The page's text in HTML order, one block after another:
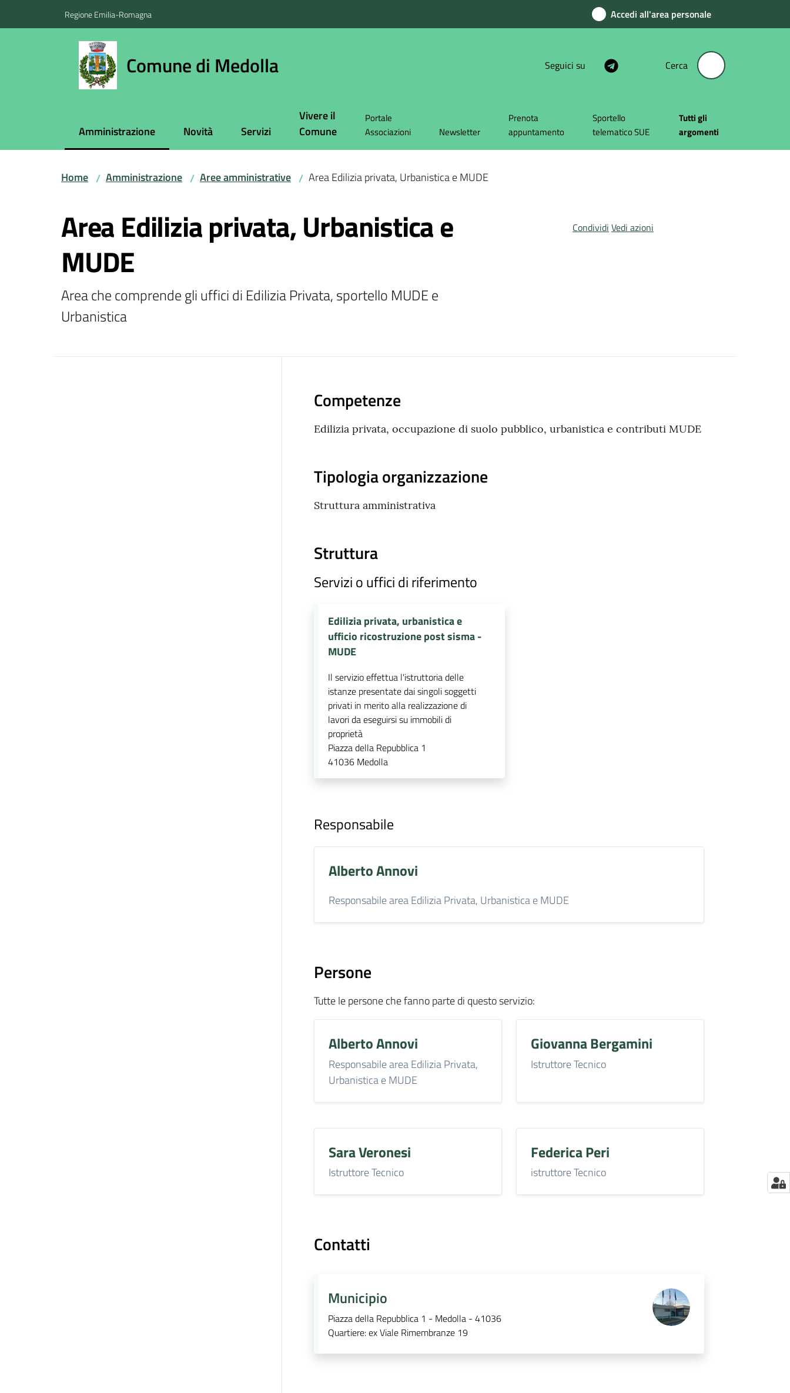
Regione Emilia-Romagna Accedi all'area personale
Comune di Medolla Seguici su Cerca
Amministrazione
Menu selezionato Novità Servizi
Vivere il
Comune
Portale
Associazioni
Newsletter
Prenota
appuntamento
Sportello
telematico SUE
Tutti gli
argomenti
Home / Amministrazione / Aree amministrative / Area Edilizia privata, Urbanistica e MUDE
Area Edilizia privata, Urbanistica e
MUDE
Area che comprende gli uffici di Edilizia Privata, sportello MUDE e
Urbanistica
Condividi Vedi azioni
Competenze
Edilizia privata, occupazione di suolo pubblico, urbanistica e contributi MUDE
Tipologia organizzazione
Struttura amministrativa
Struttura
Servizi o uffici di riferimento
Edilizia privata, urbanistica e
ufficio ricostruzione post sisma -
MUDE
Il servizio effettua l'istruttoria delle
istanze presentate dai singoli soggetti
privati in merito alla realizzazione di
lavori da eseguirsi su immobili di
proprietà
Piazza della Repubblica 1
41036 Medolla
Responsabile
Alberto Annovi
Responsabile area Edilizia Privata, Urbanistica e MUDE
Persone
Tutte le persone che fanno parte di questo servizio:
Alberto Annovi
Responsabile area Edilizia Privata,
Urbanistica e MUDE
Giovanna Bergamini
Istruttore Tecnico
Sara Veronesi
Istruttore Tecnico
Federica Peri
istruttore Tecnico
Contatti
Municipio
Piazza della Repubblica 1 - Medolla - 41036
Quartiere:ex Viale Rimembranze 19